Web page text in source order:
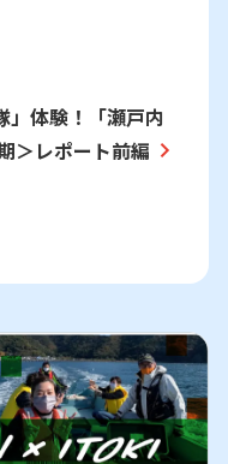
」体験！「瀬戸内
＞レポート前編